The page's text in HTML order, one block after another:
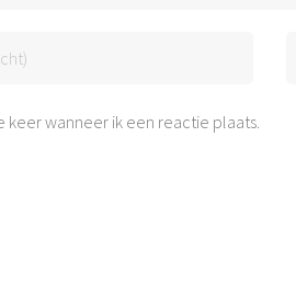
wanneer ik een reactie plaats.